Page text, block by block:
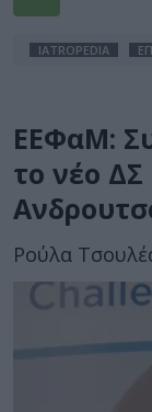
IATROPEDIA
ΕΕΦαΜ:
το νέο ΔΣ
Ρούλα